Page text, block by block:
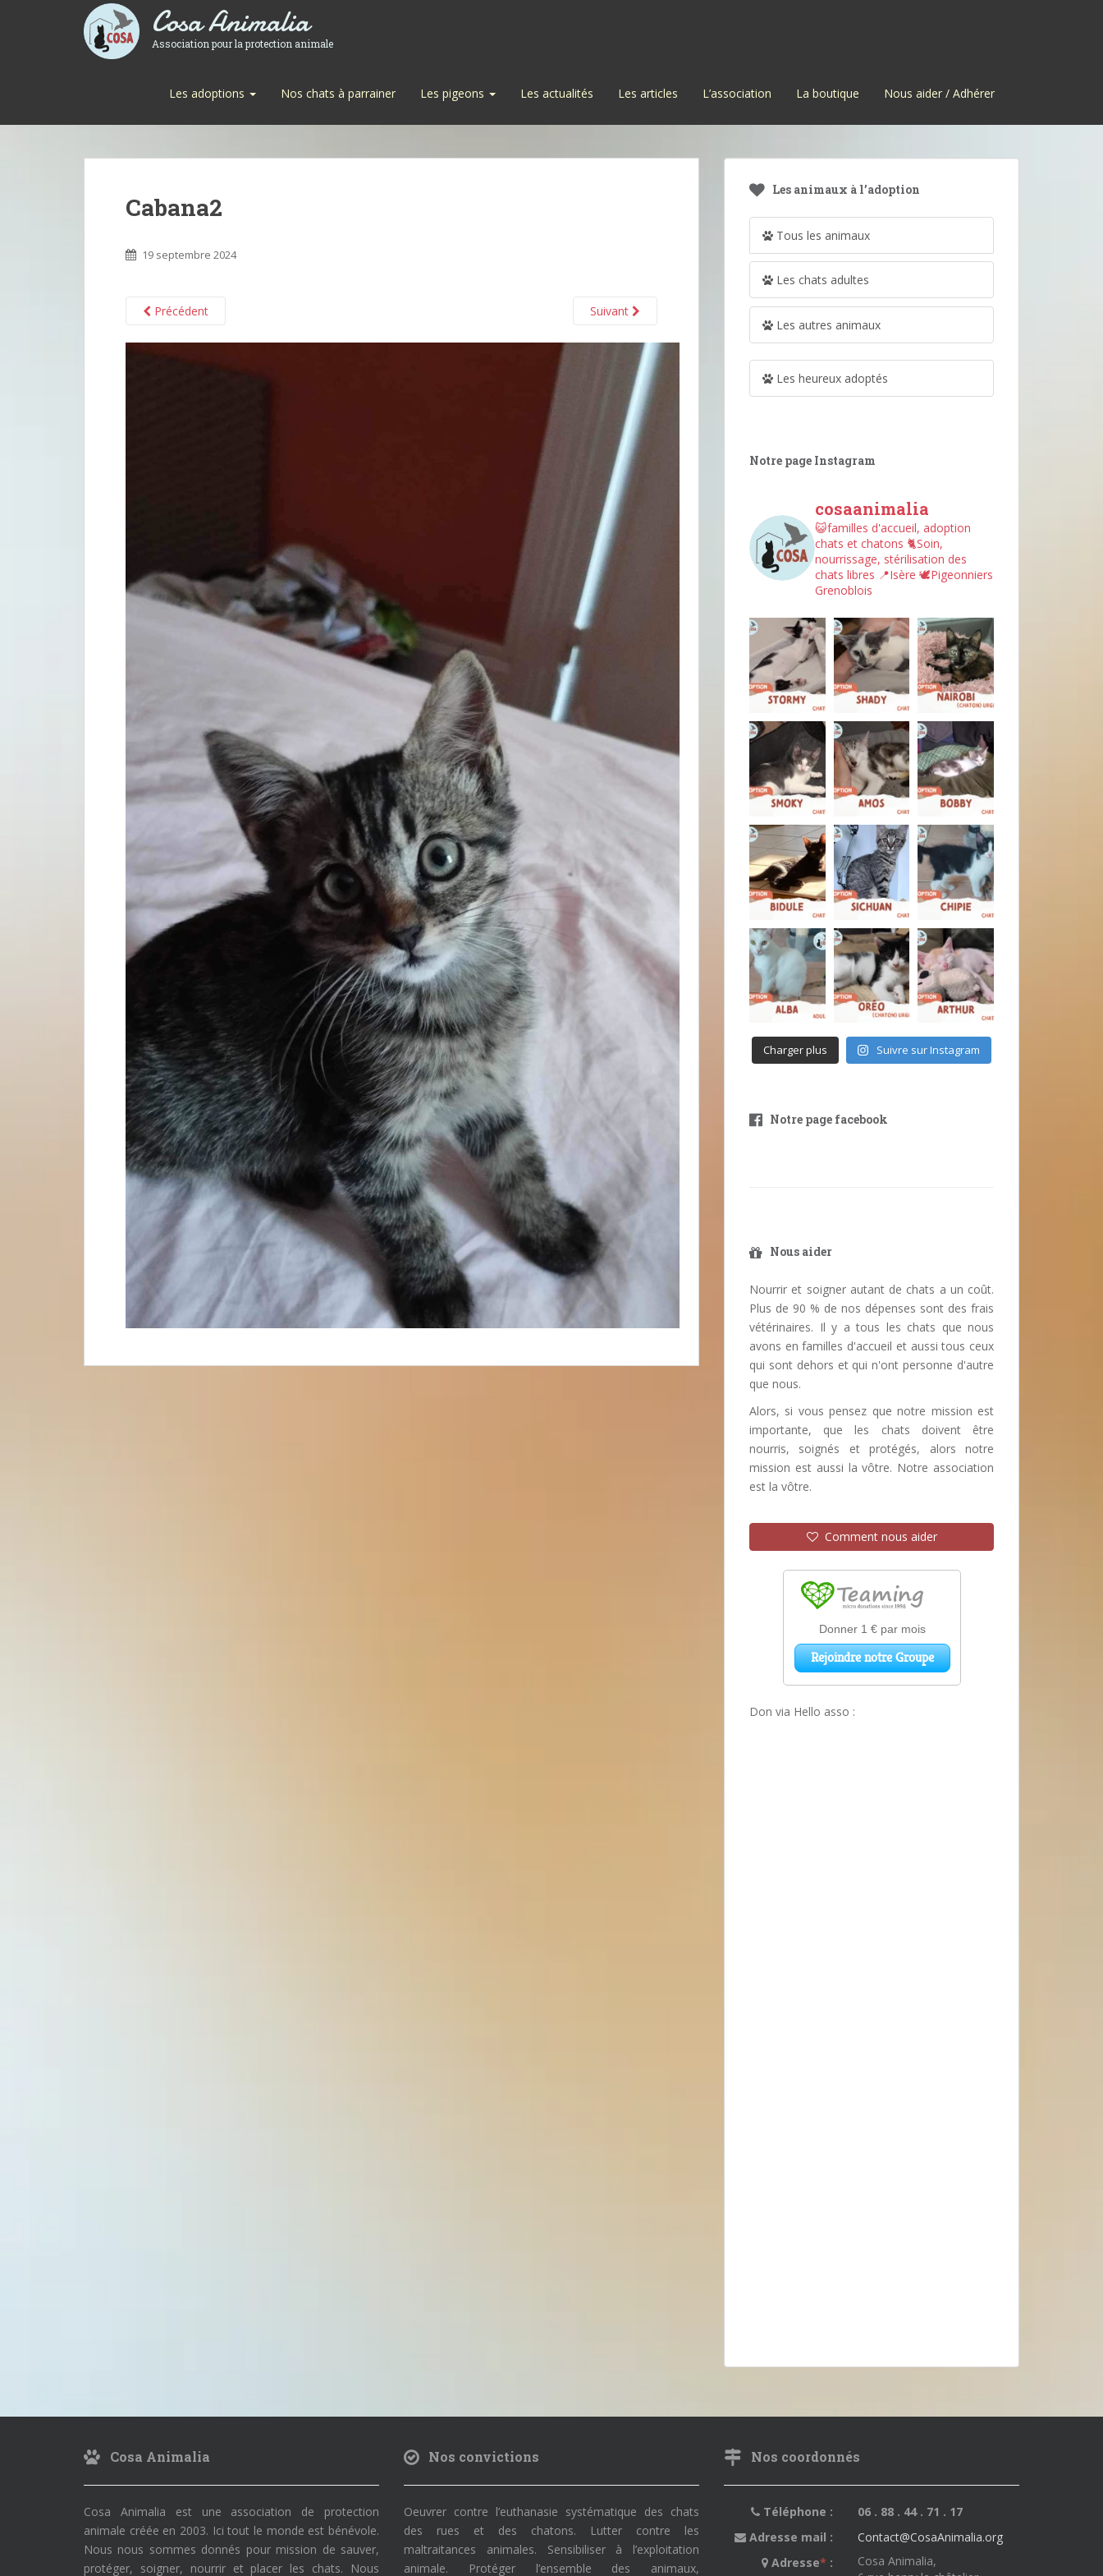
Cosa Animalia
Association pour la protection animale
Les adoptions Nos chats à parrainer Les pigeons Les actualités Les articles L’association La boutique Nous aider / Adhérer
Cabana2
19 septembre 2024
Précédent Suivant
Les animaux à l’adoption
Tous les animaux
Les chats adultes
Les autres animaux
Les heureux adoptés
Notre page Instagram
cosaanimalia
😺familles d'accueil, adoption
chats et chatons 🐈Soin,
nourrissage, stérilisation des
chats libres 📍Isère 🕊︎Pigeonniers
Grenoblois
Charger plus Suivre sur Instagram
Notre page facebook
Nous aider
Nourrir et soigner autant de chats a un coût.
Plus de 90 % de nos dépenses sont des frais
vétérinaires. Il y a tous les chats que nous
avons en familles d'accueil et aussi tous ceux
qui sont dehors et qui n'ont personne d'autre
que nous.
Alors, si vous pensez que notre mission est
importante, que les chats doivent être
nourris, soignés et protégés, alors notre
mission est aussi la vôtre. Notre association
est la vôtre.
Comment nous aider
Don via Hello asso :
Cosa Animalia
Cosa Animalia est une association de protection
animale créée en 2003. Ici tout le monde est bénévole.
Nous nous sommes donnés pour mission de sauver,
protéger, soigner, nourrir et placer les chats. Nous
Nos convictions
Oeuvrer contre l’euthanasie systématique des chats
des rues et des chatons. Lutter contre les
maltraitances animales. Sensibiliser à l’exploitation
animale. Protéger l’ensemble des animaux,
Nos coordonnés
Téléphone :
06 . 88 . 44 . 71 . 17
Adresse mail :
Contact@CosaAnimalia.org
Adresse* :
Cosa Animalia,